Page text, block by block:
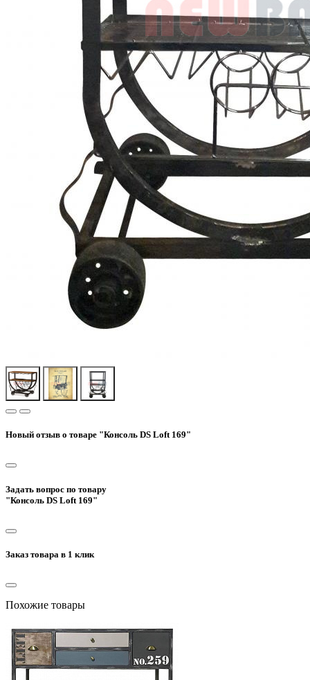
Новый отзыв о товаре "Консоль DS Loft 169"
Задать вопрос по товару
"Консоль DS Loft 169"
Заказ товара в 1 клик
Похожие товары